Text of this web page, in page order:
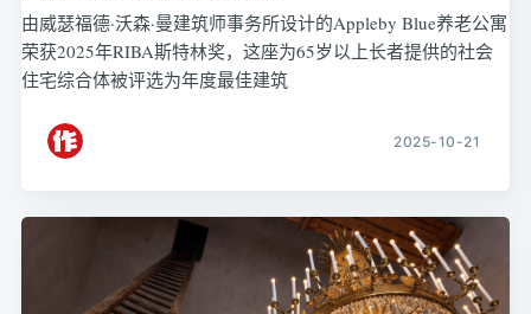
由威瑟福德·沃森·曼建筑师事务所设计的Appleby Blue养老公寓
荣获2025年RIBA斯特林奖，这座为65岁以上长者提供的社会
住宅综合体被评选为年度最佳建筑
2025-10-21